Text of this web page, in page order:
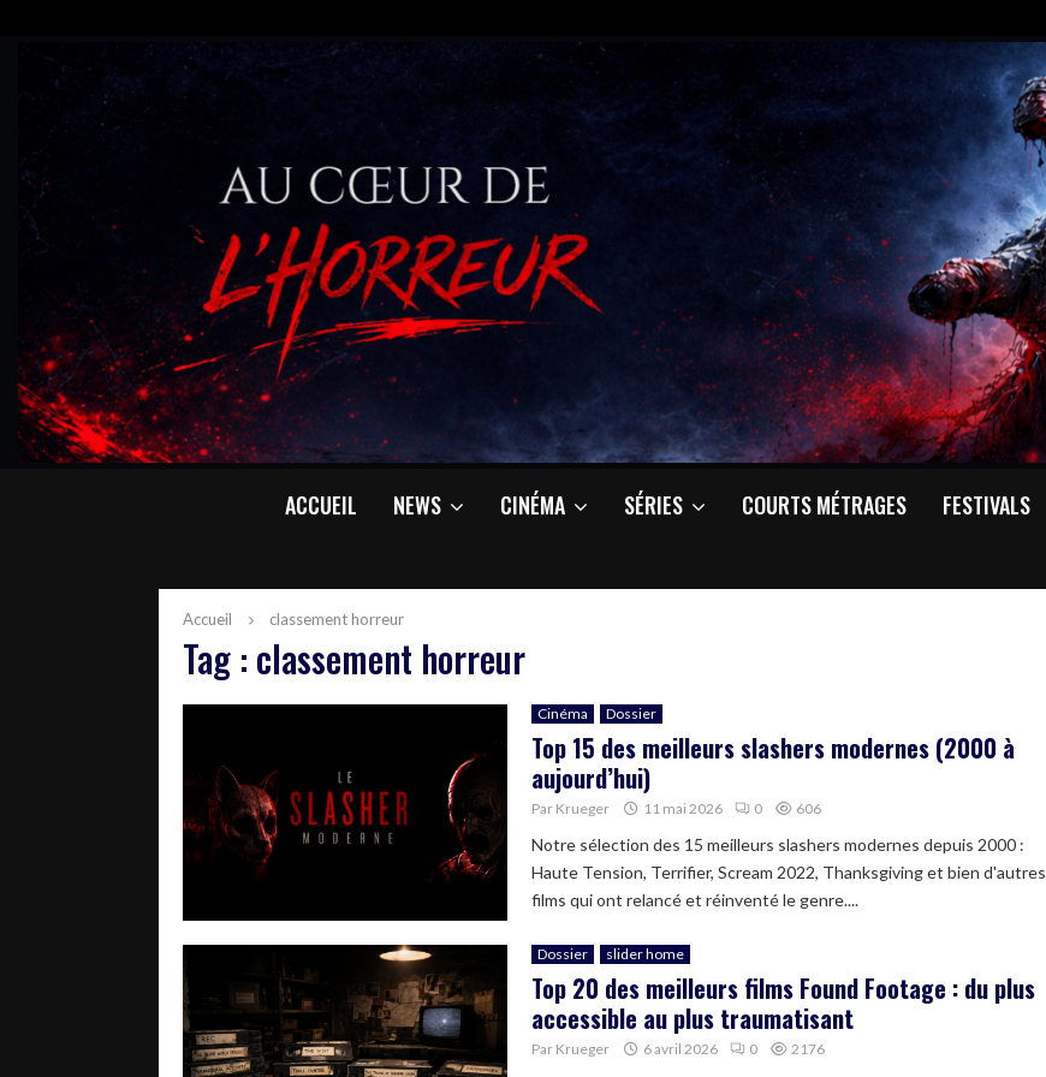
ACCUEIL NEWS CINÉMA SÉRIES COURTS MÉTRAGES FESTIVALS
Accueil classement horreur
Tag : classement horreur
Cinéma Dossier
Top 15 des meilleurs slashers modernes (2000 à
aujourd’hui)
Par Krueger 11 mai 2026 0 606
Notre sélection des 15 meilleurs slashers modernes depuis 2000 :
Haute Tension, Terrifier, Scream 2022, Thanksgiving et bien d'autres
films qui ont relancé et réinventé le genre....
Dossier slider home
Top 20 des meilleurs films Found Footage : du plus
accessible au plus traumatisant
Par Krueger 6 avril 2026 0 2176